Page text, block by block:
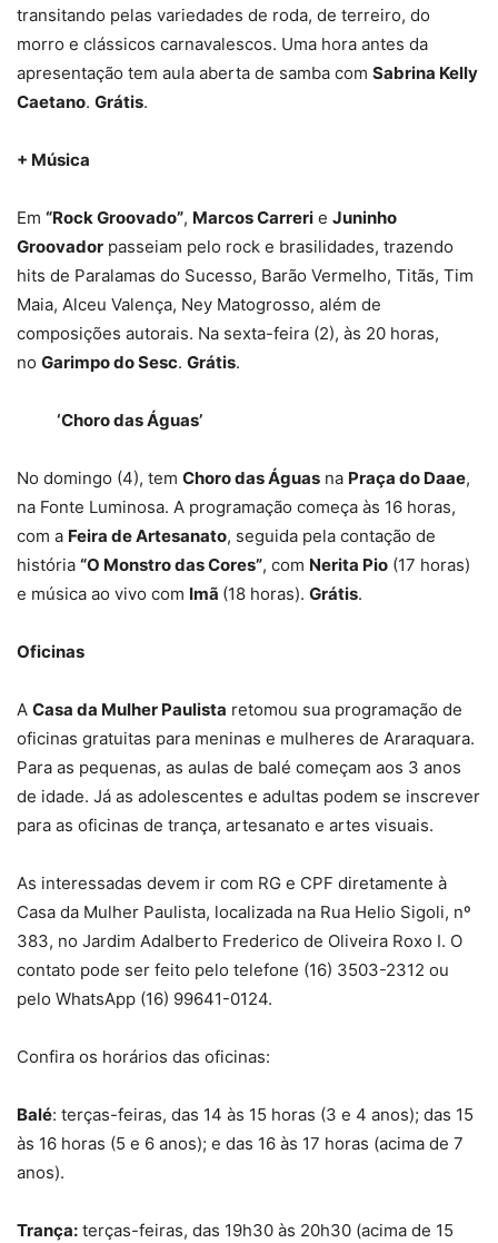
transitando pelas variedades de roda, de terreiro, do
morro e clássicos carnavalescos. Uma hora antes da
apresentação tem aula aberta de samba com Sabrina Kelly
Caetano. Grátis.
+ Música
Em “Rock Groovado”, Marcos Carreri e Juninho
Groovador passeiam pelo rock e brasilidades, trazendo
hits de Paralamas do Sucesso, Barão Vermelho, Titãs, Tim
Maia, Alceu Valença, Ney Matogrosso, além de
composições autorais. Na sexta-feira (2), às 20 horas,
no Garimpo do Sesc. Grátis.
‘Choro das Águas’
No domingo (4), tem Choro das Águas na Praça do Daae,
na Fonte Luminosa. A programação começa às 16 horas,
com a Feira de Artesanato, seguida pela contação de
história “O Monstro das Cores”, com Nerita Pio (17 horas)
e música ao vivo com Imã (18 horas). Grátis.
Oficinas
A Casa da Mulher Paulista retomou sua programação de
oficinas gratuitas para meninas e mulheres de Araraquara.
Para as pequenas, as aulas de balé começam aos 3 anos
de idade. Já as adolescentes e adultas podem se inscrever
para as oficinas de trança, artesanato e artes visuais.
As interessadas devem ir com RG e CPF diretamente à
Casa da Mulher Paulista, localizada na Rua Helio Sigoli, nº
383, no Jardim Adalberto Frederico de Oliveira Roxo I. O
contato pode ser feito pelo telefone (16) 3503-2312 ou
pelo WhatsApp (16) 99641-0124.
Confira os horários das oficinas:
Balé: terças-feiras, das 14 às 15 horas (3 e 4 anos); das 15
às 16 horas (5 e 6 anos); e das 16 às 17 horas (acima de 7
anos).
Trança: terças-feiras, das 19h30 às 20h30 (acima de 15